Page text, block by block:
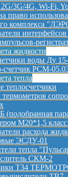
3G/4G, Wi-Fi,
право
комплекса
жидкости
воды Ду
счетчик РСМ-
тепла
теплосчетчики
(подобранная
М20*1,5
расхода
ЭСДУ-01
тепла
СКМ-2
Т34